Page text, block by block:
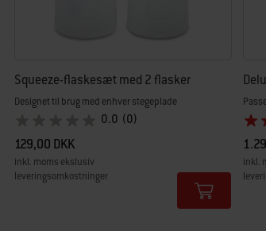
Squeeze-flaskesæt med 2 flasker
Designet til brug med enhver stegeplade
0.0 (0)
129,00 DKK
inkl. moms ekslusiv
leveringsomkostninger
inkl.